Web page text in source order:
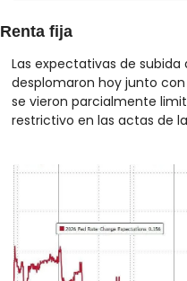
Renta fija
Las expectativas de subida
desplomaron hoy junto
se vieron parcialmente
restrictivo en las actas de